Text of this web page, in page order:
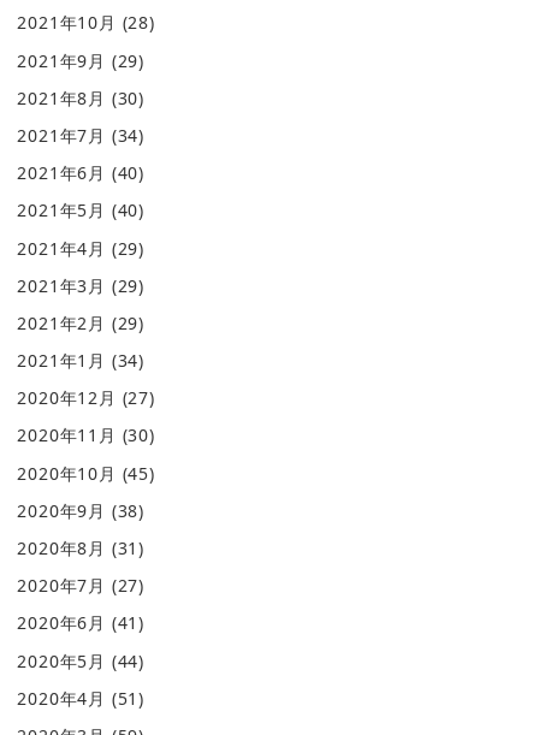
2021年10月 (28)
2021年9月 (29)
2021年8月 (30)
2021年7月 (34)
2021年6月 (40)
2021年5月 (40)
2021年4月 (29)
2021年3月 (29)
2021年2月 (29)
2021年1月 (34)
2020年12月 (27)
2020年11月 (30)
2020年10月 (45)
2020年9月 (38)
2020年8月 (31)
2020年7月 (27)
2020年6月 (41)
2020年5月 (44)
2020年4月 (51)